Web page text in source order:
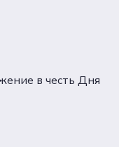
в честь Дня